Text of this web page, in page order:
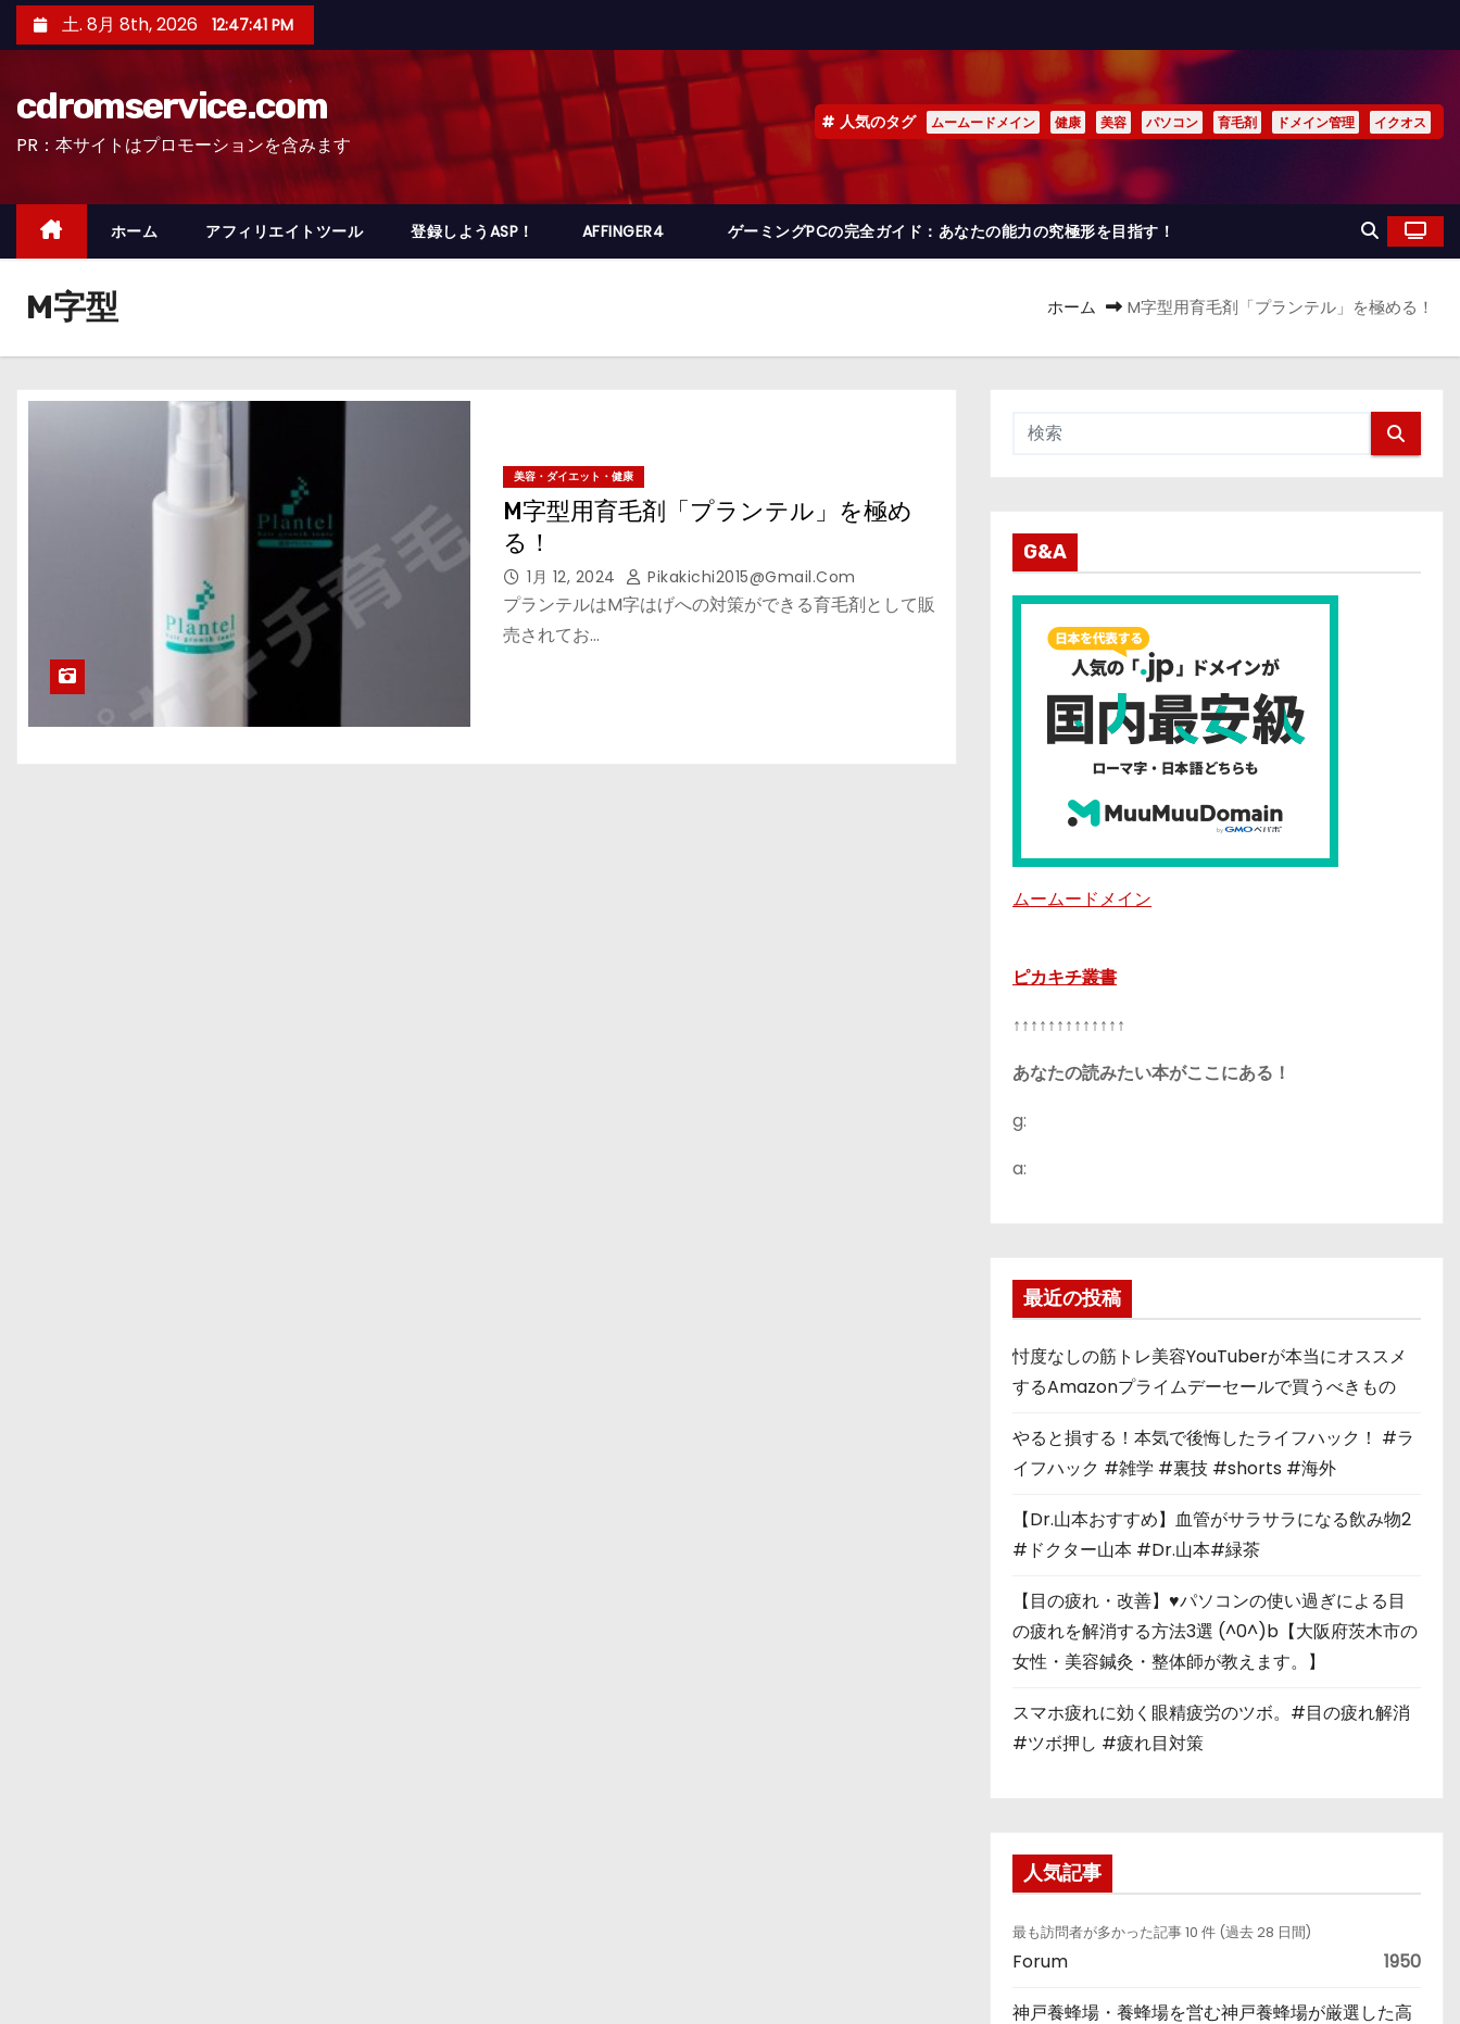
ン
ッ
土. 8月 8th, 2026 12:47:42 PM
cdromservice.com
PR：本サイトはプロモーションを含みます
人気のタグ ムームードメイン 健康 美容 パソコン 育毛剤 ドメイン管理 イクオス
ホーム アフィリエイトツール 登録しようASP！ AFFINGER4 ゲーミングPCの完全ガイド：あなたの能力の究極形を目指す！
M字型 ホーム M字型用育毛剤「プランテル」を極める！
美容・ダイエット・健康
M字型用育毛剤「プランテル」を極め
る！
1月 12, 2024 Pikakichi2015@gmail.com
プランテルはM字はげへの対策ができる育毛剤として販
売されてお…
G&A
ムームードメイン
ピカキチ叢書
↑↑↑↑↑↑↑↑↑↑↑↑↑
あなたの読みたい本がここにある！
g:
a:
最近の投稿
忖度なしの筋トレ美容YouTuberが本当にオススメ
するAmazonプライムデーセールで買うべきもの
やると損する！本気で後悔したライフハック！ #ラ
イフハック #雑学 #裏技 #shorts #海外
【Dr.山本おすすめ】血管がサラサラになる飲み物2
#ドクター山本 #Dr.山本#緑茶
【目の疲れ・改善】♥パソコンの使い過ぎによる目
の疲れを解消する方法3選 (^0^)b【大阪府茨木市の
女性・美容鍼灸・整体師が教えます。】
スマホ疲れに効く眼精疲労のツボ。#目の疲れ解消
#ツボ押し #疲れ目対策
人気記事
最も訪問者が多かった記事 10 件 (過去 28 日間)
Forum 1950
神戸養蜂場・養蜂場を営む神戸養蜂場が厳選した高